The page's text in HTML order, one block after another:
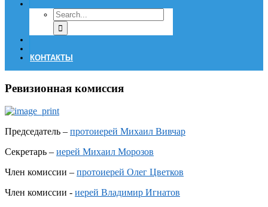
КОНТАКТЫ
Ревизионная комиссия
Председатель – протоиерей Михаил Вивчар
Секретарь – иерей Михаил Морозов
Член комиссии – протоиерей Олег Цветков
Член комиссии - иерей Владимир Игнатов